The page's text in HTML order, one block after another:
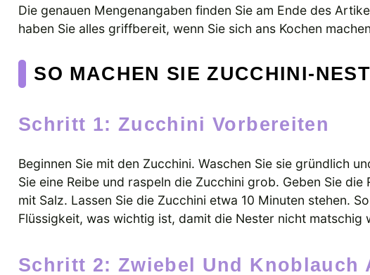
Die genauen Mengenangaben finden Sie am Ende des
haben Sie alles griffbereit, wenn Sie sich ans Kochen
SO MACHEN SIE ZUCCHINI-
Schritt 1: Zucchini Vorbereiten
Beginnen Sie mit den Zucchini. Waschen Sie sie gründlich
Sie eine Reibe und raspeln die Zucchini grob. Geben Sie
mit Salz. Lassen Sie die Zucchini etwa 10 Minuten stehen.
Flüssigkeit, was wichtig ist, damit die Nester nicht matschig
Schritt 2: Zwiebel Und Knoblauch